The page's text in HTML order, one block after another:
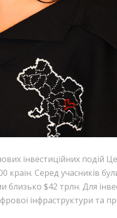
інвестиційних подій
країн. Серед учасників
близько $42 трлн. Для
інфраструктури та